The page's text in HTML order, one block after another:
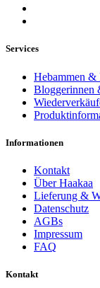
Services
Hebammen &
Bloggerinnen
Informationen
Kontakt
Über Haakaa
Lieferung &
Datenschutz
AGBs
Impressum
FAQ
Kontakt